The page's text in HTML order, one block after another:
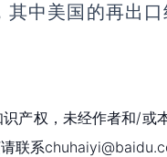
其中美国 的再出口
产权，未经作者和/或
联系